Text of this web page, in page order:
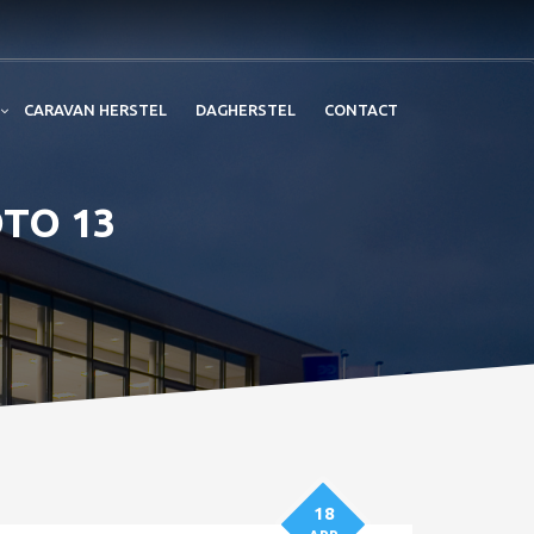
CARAVAN HERSTEL DAGHERSTEL CONTACT
13
18